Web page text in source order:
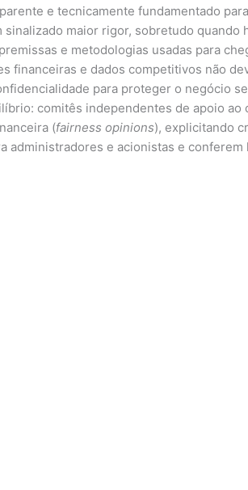
e tecnicamente fundamentado
maior rigor, sobretudo
e metodologias usadas para
financeiras e dados competitivos não
para proteger o negócio
comitês independentes de apoio
(fairness opinions), explicitando
e acionistas e